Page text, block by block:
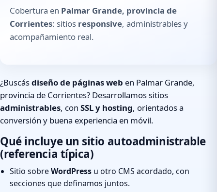
Cobertura en Palmar Grande, provincia de
Corrientes: sitios responsive, administrables y
acompañamiento real.
¿Buscásdiseño de páginas web en Palmar Grande,
provincia de Corrientes? Desarrollamos sitios
administrables, con SSL y hosting, orientados a
conversión y buena experiencia en móvil.
Qué incluye un sitio autoadministrable
(referencia típica)
Sitio sobreWordPress u otro CMS acordado, con
secciones que definamos juntos.